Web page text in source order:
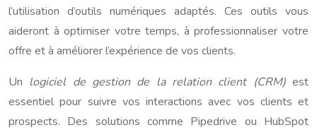
l’utilisation d’outils numériques adaptés. Ces outils vous
aideront à optimiser votre temps, à professionnaliser votre
offre et à améliorer l’expérience de vos clients.
Un logiciel de gestion de la relation client (CRM)est
essentiel pour suivre vos interactions avec vos clients et
prospects. Des solutions comme Pipedrive ou HubSpot